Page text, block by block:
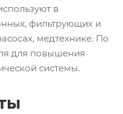
в
фильтрующих и
медтехнике. По
для повышения
системы.